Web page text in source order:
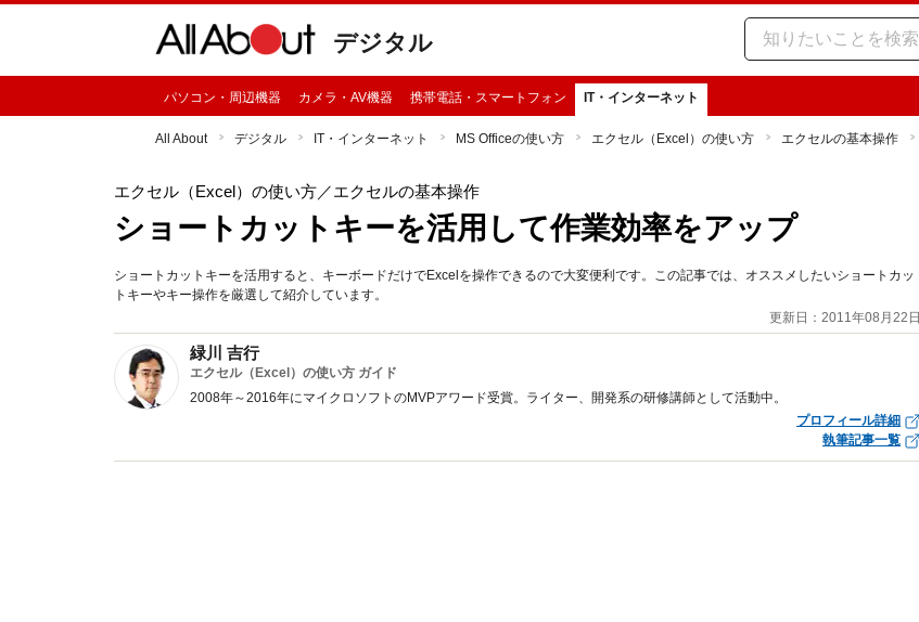
デジタル
パソコン・周辺機器 カメラ・AV機器 携帯電話・スマートフォン IT・インターネット
All About デジタル IT・インターネット MS Officeの使い方 エクセル（Excel）の使い方 エクセルの基本操作
エクセル（Excel）の使い方／エクセルの基本操作
ショートカットキーを活用して作業効率をアップ
ショートカットキーを活用すると、キーボードだけでExcelを操作できるので大変便利です。この記事では、オススメしたいショートカッ
トキーやキー操作を厳選して紹介しています。
更新日：2011年08月22日
緑川 吉行
エクセル（Excel）の使い方 ガイド
2008年～2016年にマイクロソフトのMVPアワード受賞。ライター、開発系の研修講師として活動中。
プロフィール詳細
執筆記事一覧